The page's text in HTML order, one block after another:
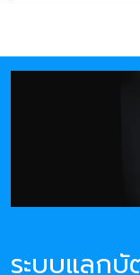
ระบบแลก